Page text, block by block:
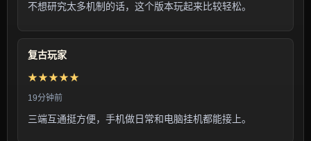
不想研究太多机制的话，这个版本玩起来比较轻松。
复古玩家
★★★★★
19分钟前
三端互通挺方便，手机做日常和电脑挂机都能接上。